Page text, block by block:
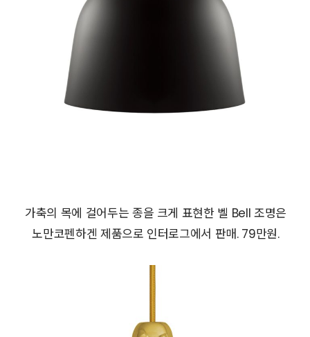
가축의 목에 걸어두는 종을 크게 표현한 벨 Bell 조명은
노만코펜하겐 제품으로 인터로그에서 판매. 79만원.